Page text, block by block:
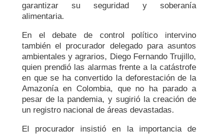
garantizar su seguridad y soberanía
alimentaria.
En el debate de control político intervino
también el procurador delegado para asuntos
ambientales y agrarios, Diego Fernando Trujillo,
quien prendió las alarmas frente a la catástrofe
en que se ha convertido la deforestación de la
Amazonía en Colombia, que no ha parado a
pesar de la pandemia, y sugirió la creación de
un registro nacional de áreas devastadas.
El procurador insistió en la importancia de